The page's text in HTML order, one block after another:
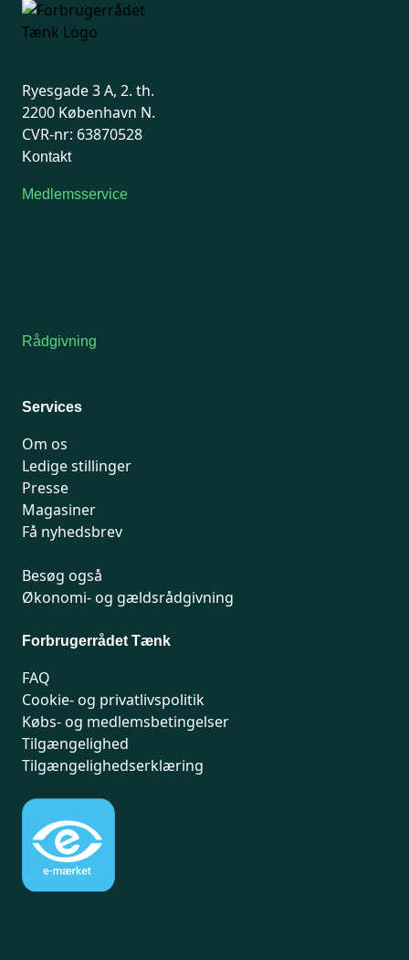
Ryesgade 3 A, 2. th.
2200 København N.
CVR-nr: 63870528
Kontakt
Medlemsservice
Rådgivning
Services
Om os
Ledige stillinger
Presse
Magasiner
Få nyhedsbrev
Besøg også
Økonomi- og gældsrådgivning
Forbrugerrådet Tænk
FAQ
Cookie- og privatlivspolitik
Købs- og medlemsbetingelser
Tilgængelighed
Tilgængelighedserklæring